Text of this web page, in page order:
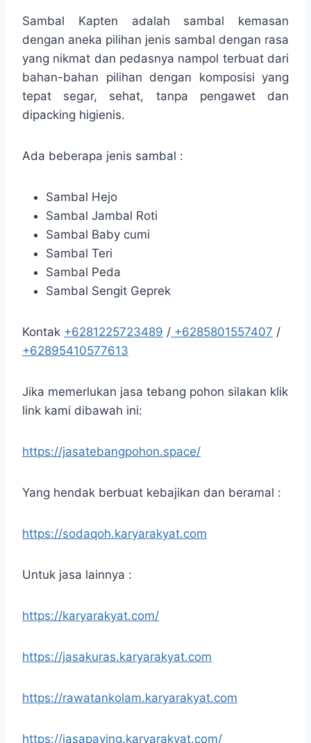
Sambal Kapten adalah sambal kemasan
dengan aneka pilihan jenis sambal dengan rasa
yang nikmat dan pedasnya nampol terbuat dari
bahan-bahan pilihan dengan komposisi yang
tepat segar, sehat, tanpa pengawet dan
dipacking higienis.
Ada beberapa jenis sambal :
Sambal Hejo
Sambal Jambal Roti
Sambal Baby cumi
Sambal Teri
Sambal Peda
Sambal Sengit Geprek
Kontak +6281225723489 / +6285801557407 /
+62895410577613
Jika memerlukan jasa tebang pohon silakan klik
link kami dibawah ini:
https://jasatebangpohon.space/
Yang hendak berbuat kebajikan dan beramal :
https://sodaqoh.karyarakyat.com
Untuk jasa lainnya :
https://karyarakyat.com/
https://jasakuras.karyarakyat.com
https://rawatankolam.karyarakyat.com
https://jasapaving.karyarakyat.com/